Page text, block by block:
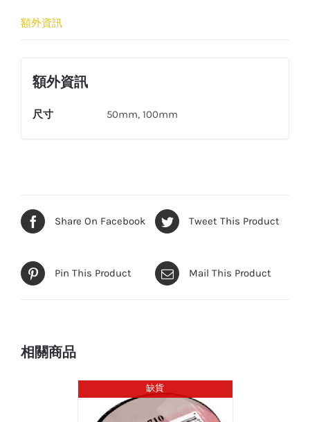
膠
量
額外資訊
額外資訊
尺寸 50mm, 100mm
Share On Facebook Tweet This Product
Pin This Product Mail This Product
相關商品
缺貨